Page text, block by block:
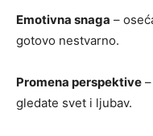
Emotivna snaga –
gotovo nestvarno.
Promena perspektive
gledate svet i ljubav.